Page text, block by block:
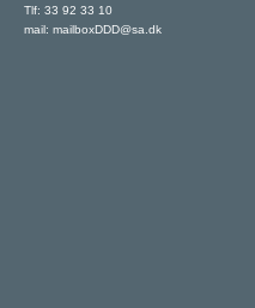
Tlf: 33 92 33 10
mail: mailboxDDD@sa.dk